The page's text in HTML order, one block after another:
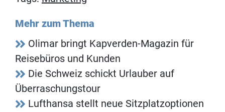
Mehr zum Thema
Olimar bringt Kapverden-Magazin für
Reisebüros und Kunden
Die Schweiz schickt Urlauber auf
Überraschungstour
Lufthansa stellt neue Sitzplatzoptionen